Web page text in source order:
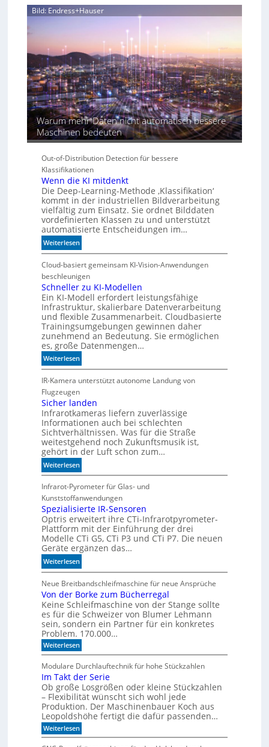
i
e
-
r
a
Bild: Endress+Hauser
Warum mehr Daten nicht automatisch bessere
Maschinen bedeuten
Out-of-Distribution Detection für bessere
Klassifikationen
Wenn die KI mitdenkt
Die Deep-Learning-Methode ‚Klassifikation‘
kommt in der industriellen Bildverarbeitung
vielfältig zum Einsatz. Sie ordnet Bilddaten
vordefinierten Klassen zu und unterstützt
automatisierte Entscheidungen im…
Weiterlesen:
W
e
n
n
d
i
e
K
I
m
i
t
d
e
n
k
t
Cloud-basiert gemeinsam KI-Vision-Anwendungen
beschleunigen
Schneller zu KI-Modellen
Ein KI-Modell erfordert leistungsfähige
Infrastruktur, skalierbare Datenverarbeitung
und flexible Zusammenarbeit. Cloudbasierte
Trainingsumgebungen gewinnen daher
zunehmend an Bedeutung. Sie ermöglichen
es, große Datenmengen…
Weiterlesen:
S
c
h
n
e
l
l
e
r
z
u
K
I
-
M
o
d
e
l
l
e
n
IR-Kamera unterstützt autonome Landung von
Flugzeugen
Sicher landen
Infrarotkameras liefern zuverlässige
Informationen auch bei schlechten
Sichtverhältnissen. Was für die Straße
weitestgehend noch Zukunftsmusik ist,
gehört in der Luft schon zum…
Weiterlesen:
S
i
c
h
e
r
l
a
n
d
e
n
Infrarot-Pyrometer für Glas- und
Kunststoffanwendungen
Spezialisierte IR-Sensoren
Optris erweitert ihre CTi-Infrarotpyrometer-
Plattform mit der Einführung der drei
Modelle CTi G5, CTi P3 und CTi P7. Die neuen
Geräte ergänzen das…
Weiterlesen:
S
p
e
z
a
i
s
i
e
r
t
e
I
R
-
Neue Breitbandschleifmaschine für neue Ansprüche
Von der Borke zum Bücherregal
Keine Schleifmaschine von der Stange sollte
es für die Schweizer von Blumer Lehmann
sein, sondern ein Partner für ein konkretes
Problem. 170.000…
Weiterlesen:
V
o
n
d
e
r
B
o
r
k
e
Modulare Durchlauftechnik für hohe Stückzahlen
Im Takt der Serie
Ob große Losgrößen oder kleine Stückzahlen
– Flexibilität wünscht sich wohl jede
Produktion. Der Maschinenbauer Koch aus
Leopoldshöhe fertigt die dafür passenden…
Weiterlesen:
I
m